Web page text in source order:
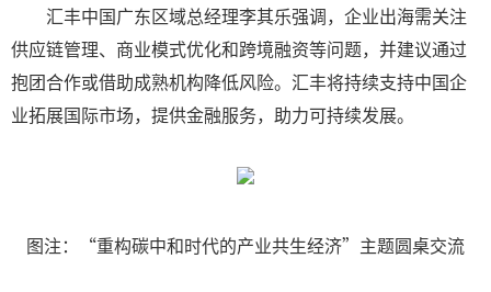
汇丰中国广东区域总经理李其乐强调，企业出海需关注
供应链管理、商业模式优化和跨境融资等问题，并建议通过
抱团合作或借助成熟机构降低风险。汇丰将持续支持中国企
业拓展国际市场，提供金融服务，助力可持续发展。
图注：“重构碳中和时代的产业共生经济”主题圆桌交流